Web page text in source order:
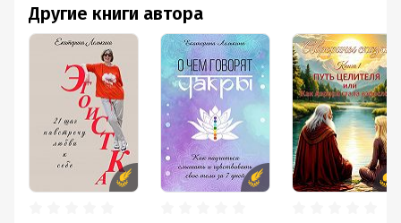
Другие книги автора